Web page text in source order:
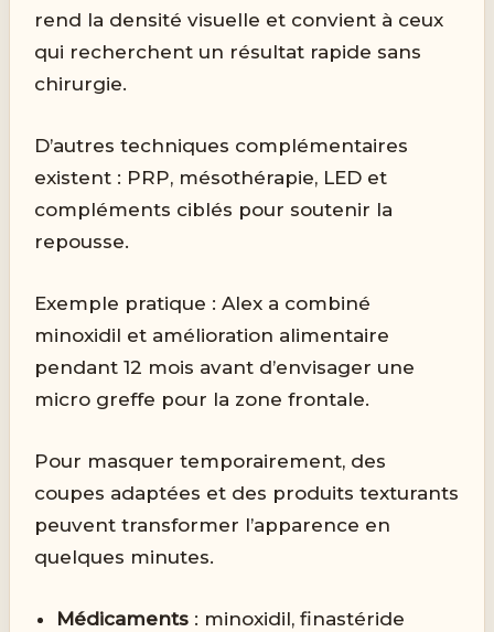
rend la densité visuelle et convient à ceux
qui recherchent un résultat rapide sans
chirurgie.
D’autres techniques complémentaires
existent : PRP, mésothérapie, LED et
compléments ciblés pour soutenir la
repousse.
Exemple pratique : Alex a combiné
minoxidil et amélioration alimentaire
pendant 12 mois avant d’envisager une
micro greffe pour la zone frontale.
Pour masquer temporairement, des
coupes adaptées et des produits texturants
peuvent transformer l’apparence en
quelques minutes.
Médicaments : minoxidil, finastéride